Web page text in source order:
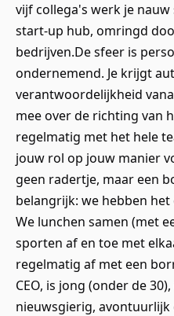
vijf collega's werk je
start-up hub, omringd
bedrijven.De sfeer is
ondernemend. Je krijgt
verantwoordelijkheid
mee over de richting van
regelmatig met het hele
jouw rol op jouw manier
geen radertje, maar een
belangrijk: we hebben
We lunchen samen (met
sporten af en toe met
regelmatig af met een
CEO, is jong (onder de
nieuwsgierig, avontuurlijk